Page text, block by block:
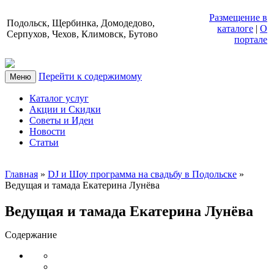
Подольск, Щербинка, Домодедово,
Серпухов, Чехов, Климовск, Бутово
Размещение в
каталоге | О
портале
Меню Перейти к содержимому
Каталог услуг
Акции и Скидки
Советы и Идеи
Новости
Статьи
Главная » DJ и Шоу программа на свадьбу в Подольске »
Ведущая и тамада Екатерина Лунёва
Ведущая и тамада Екатерина Лунёва
Содержание